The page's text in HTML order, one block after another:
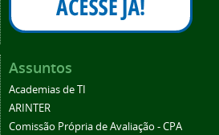
Assuntos
Academias de TI
ARINTER
Comissão Própria de Avaliação - CPA